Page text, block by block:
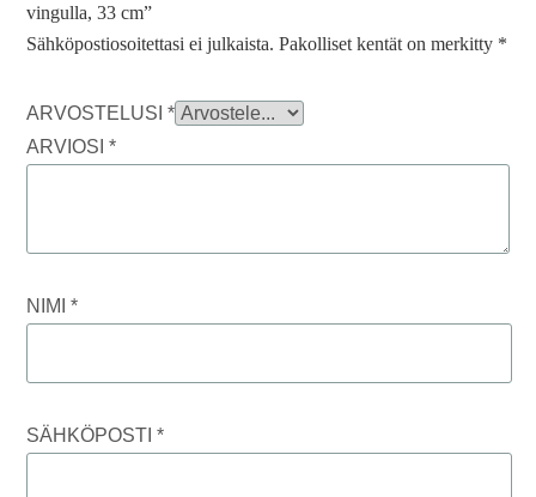
vingulla, 33 cm”
Sähköpostiosoitettasi ei julkaista. Pakolliset kentät on merkitty *
ARVOSTELUSI*
ARVIOSI*
NIMI*
SÄHKÖPOSTI*